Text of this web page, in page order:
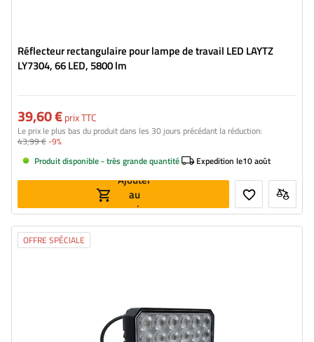
Réflecteur rectangulaire pour lampe de travail LED LAYTZ
LY7304, 66 LED, 5800 lm
39,60 €prix TTC
Le prix le plus bas du produit dans les 30 jours précédant la réduction:
43,99 €-9%
Produit disponible - très grande quantité
Expedition le10 août
Ajouter
au
panier
OFFRE SPÉCIALE
Flux lumineux: